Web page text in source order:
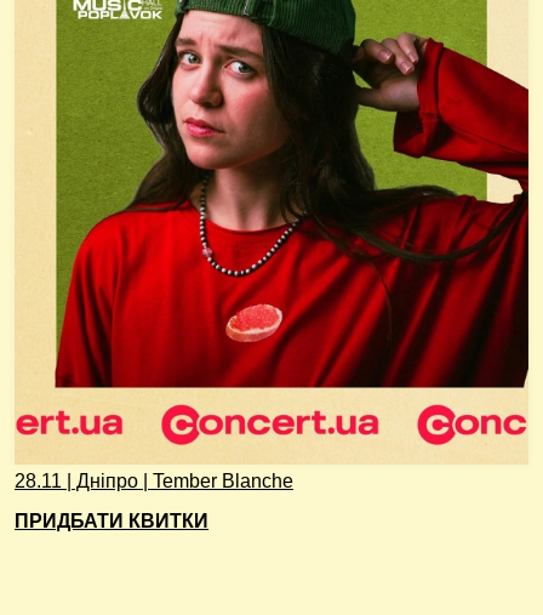
28.11 | Дніпро | Tember Blanche
ПРИДБАТИ КВИТКИ